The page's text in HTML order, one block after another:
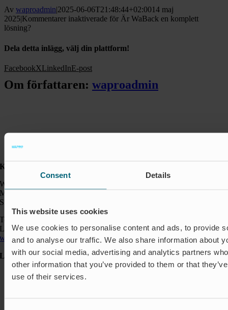
Consent Details
This website uses cookies
We use cookies to personalise content and ads, to provide
and to analyse our traffic. We also share information about
with our social media, advertising and analytics partners
other information that you’ve provided to them or that
use of their services.
Av waproadmin|2025-06-06T21:48:44+02:0014 maj
2025|Kommentarer inaktiverade för Är WaBack en komplett
lösning?
Dela detta inlägg, välj din plattform!
FacebookXLinkedInE-post
Om författaren: waproadmin
Kontakt:
Wapro AB
Munkahusvägen 103
SE-37431 Karlshamn
Telefon: +46 454 185 10
Logistik: +46 72 559 94 27
wapro@wapro.com
Lösningar
Avstängning & Styrning
Akvakultur